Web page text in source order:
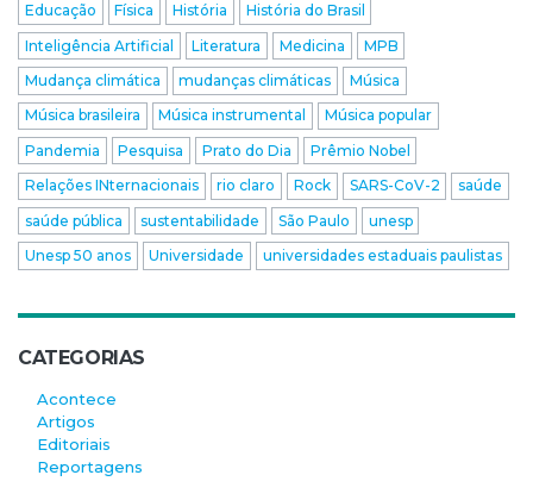
Educação
Física História
História do Brasil
Inteligência Artificial
Literatura Medicina
MPB
Mudança climática
mudanças climáticas
Música
Música brasileira
Música instrumental
Música popular
Pandemia
Pesquisa Prato do Dia
Prêmio Nobel
Relações INternacionais
rio claro Rock SARS-CoV-2
saúde
saúde pública
sustentabilidade São Paulo
unesp
Unesp 50 anos
Universidade universidades estaduais paulistas
CATEGORIAS
Acontece
Artigos
Editoriais
Reportagens